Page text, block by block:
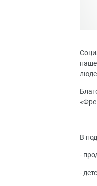
В
-
-